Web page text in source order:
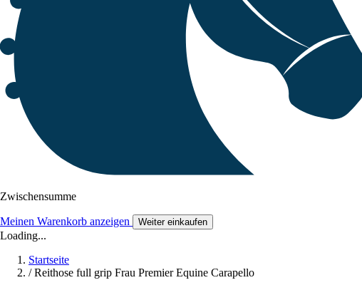
Zwischensumme
Meinen Warenkorb anzeigen Weiter einkaufen
Loading...
Startseite
/ Reithose full grip Frau Premier Equine Carapello